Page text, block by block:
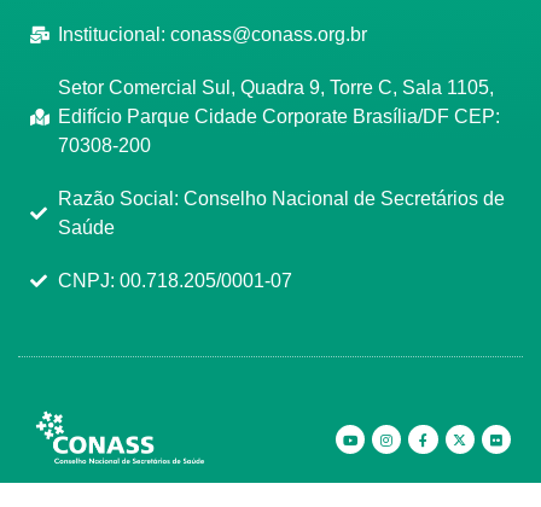
Institucional: conass@conass.org.br
Setor Comercial Sul, Quadra 9, Torre C, Sala 1105,
Edifício Parque Cidade Corporate Brasília/DF CEP:
70308-200
Razão Social: Conselho Nacional de Secretários de
Saúde
CNPJ: 00.718.205/0001-07